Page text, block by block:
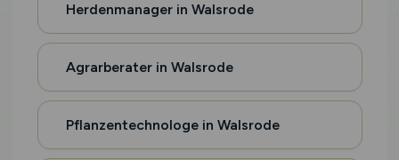
Herdenmanager in Walsrode
Agrarberater in Walsrode
Pflanzentechnologe in Walsrode